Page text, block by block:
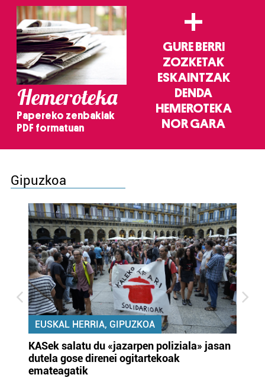
Hemeroteka
Papereko zenbakiak
PDF formatuan
+
GURE BERRI
ZOZKETAK
ESKAINTZAK
DENDA
HEMEROTEKA
NOR GARA
Gipuzkoa
EUSKAL HERRIA, GIPUZKOA
KASek salatu du «jazarpen poliziala» jasan
dutela gose direnei ogitartekoak
emateagatik